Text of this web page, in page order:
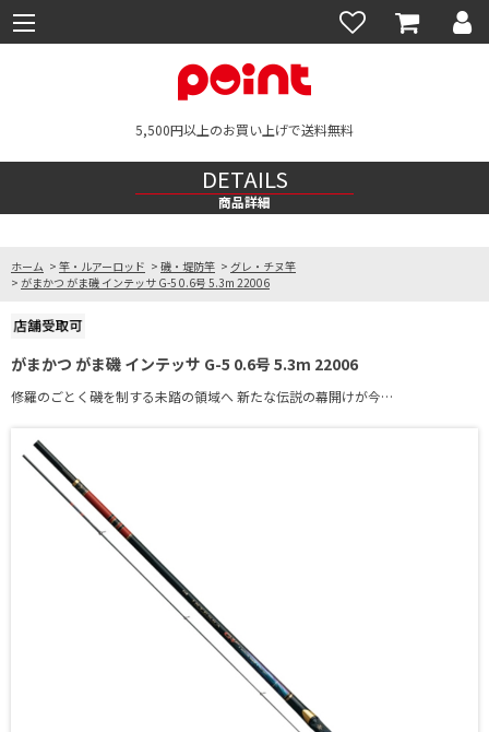
5,500円以上のお買い上げで送料無料
DETAILS
商品詳細
ホーム > 竿・ルアーロッド > 磯・堤防竿 > グレ・チヌ竿
> がまかつ がま磯 インテッサ G-5 0.6号 5.3m 22006
がまかつ がま磯 インテッサ G-5 0.6号 5.3m 22006
修羅のごとく磯を制する未踏の領域へ 新たな伝説の幕開けが今…